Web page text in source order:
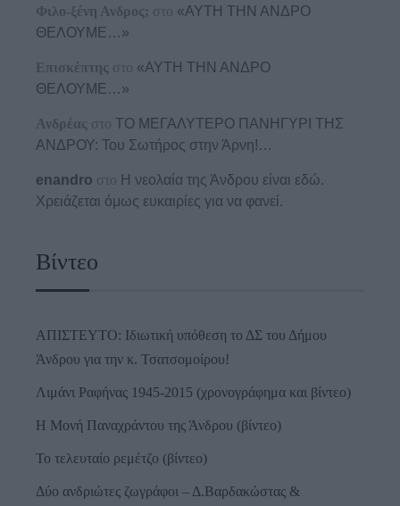
Φιλο-ξένη Ανδρος; στο «ΑΥΤΗ ΤΗΝ ΑΝΔΡΟ
ΘΕΛΟΥΜΕ…»
Επισκέπτης στο «ΑΥΤΗ ΤΗΝ ΑΝΔΡΟ
ΘΕΛΟΥΜΕ…»
Ανδρέας στο ΤΟ ΜΕΓΑΛΥΤΕΡΟ ΠΑΝΗΓΥΡΙ ΤΗΣ
ΑΝΔΡΟΥ: Του Σωτήρος στην Άρνη!…
enandro στο Η νεολαία της Άνδρου είναι εδώ.
Χρειάζεται όμως ευκαιρίες για να φανεί.
Βίντεο
ΑΠΙΣΤΕΥΤΟ: Ιδιωτική υπόθεση το ΔΣ του Δήμου
Άνδρου για την κ. Τσατσομοίρου!
Λιμάνι Ραφήνας 1945-2015 (χρονογράφημα και βίντεο)
Η Μονή Παναχράντου της Άνδρου (βίντεο)
Το τελευταίο ρεμέτζο (βίντεο)
Δύο ανδριώτες ζωγράφοι – Δ.Βαρδακώστας &